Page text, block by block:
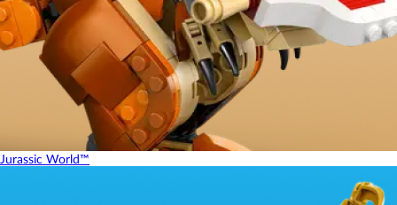
Jurassic World™